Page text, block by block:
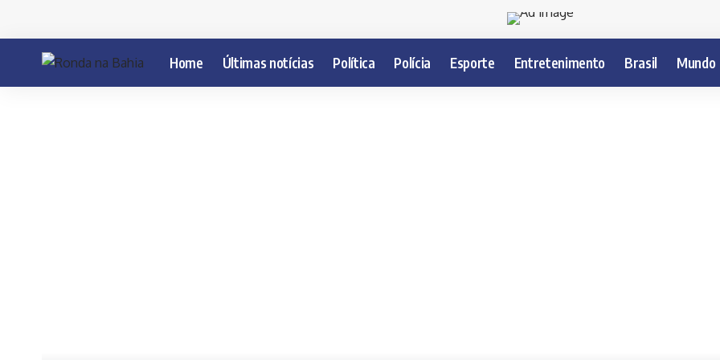
Home Últimas notícias Política Polícia Esporte Entretenimento Brasil Mundo